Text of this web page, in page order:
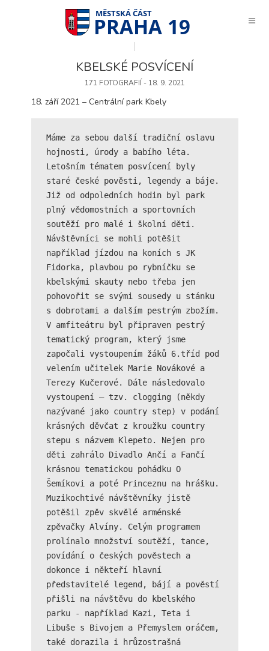
PRAHA 19
KBELSKÉ POSVÍCENÍ
171 FOTOGRAFIÍ - 18. 9. 2021
18. září 2021 – Centrální park Kbely
Máme za sebou další tradiční oslavu
hojnosti, úrody a babího léta.
Letošním tématem posvícení byly
staré české pověsti, legendy a báje.
Již od odpoledních hodin byl park
plný vědomostních a sportovních
soutěží pro malé i školní děti.
Návštěvníci se mohli potěšit
například jízdou na koních s JK
Fidorka, plavbou po rybníčku se
kbelskými skauty nebo třeba jen
pohovořit se svými sousedy u stánku
s dobrotami a dalším pestrým zbožím.
V amfiteátru byl připraven pestrý
tematický program, který jsme
započali vystoupením žáků 6.tříd pod
velením učitelek Marie Novákové a
Terezy Kučerové. Dále následovalo
vystoupení – tzv. clogging (někdy
nazývané jako country step) v podání
krásných děvčat z kroužku country
stepu s názvem Klepeto. Nejen pro
děti zahrálo Divadlo Ančí a Fančí
krásnou tematickou pohádku O
Šemíkovi a poté Princeznu na hrášku.
Muzikochtivé návštěvníky jistě
potěšil zpěv skvělé arménské
zpěvačky Alvíny. Celým programem
prolínalo množství soutěží, tance,
povídání o českých pověstech a
dokonce i někteří hlavní
představitelé legend, bájí a pověstí
přišli na návštěvu do kbelského
parku - například Kazi, Teta i
Libuše s Bivojem a Přemyslem oráčem,
také dorazila i hrůzostrašná
Technické
cookies
Technické
cookies jsou
nezbytné pro
správné
fungování
webu a všech
funkcí, které
nabízí.
Nepožadujeme
Váš souhlas s
využitím
technických
cookies na
našem webu. Z
tohoto důvodu
technické
cookies
nemohou být
individuálně
deaktivovány
nebo
aktivovány.
Analytické
cookies
Analytické
cookies nám
umožňují
měření výkonu
našeho webu
a našich